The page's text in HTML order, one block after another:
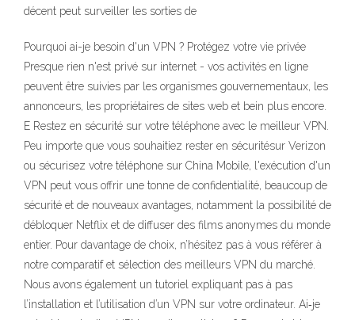
décent peut surveiller les sorties de
Pourquoi ai-je besoin d'un VPN ? Protégez votre vie privée
Presque rien n'est privé sur internet - vos activités en ligne
peuvent être suivies par les organismes gouvernementaux, les
annonceurs, les propriétaires de sites web et bein plus encore.
E Restez en sécurité sur votre téléphone avec le meilleur VPN.
Peu importe que vous souhaitiez rester en sécuritésur Verizon
ou sécurisez votre téléphone sur China Mobile, l'exécution d'un
VPN peut vous offrir une tonne de confidentialité, beaucoup de
sécurité et de nouveaux avantages, notamment la possibilité de
débloquer Netflix et de diffuser des films anonymes du monde
entier. Pour davantage de choix, n’hésitez pas à vous référer à
notre comparatif et sélection des meilleurs VPN du marché.
Nous avons également un tutoriel expliquant pas à pas
l’installation et l’utilisation d’un VPN sur votre ordinateur. Ai‑je